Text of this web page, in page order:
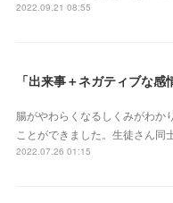
2022.09.21 08:55
腸がやわらくなるしくみがわか
ことができました。生徒さん同
2022.07.26 01:15